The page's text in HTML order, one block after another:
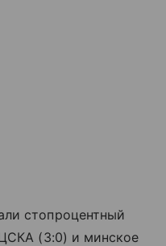
стопроцентный
(3:0) и минское